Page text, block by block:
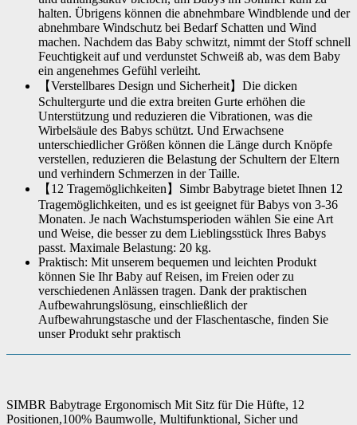
halten. Übrigens können die abnehmbare Windblende und der
abnehmbare Windschutz bei Bedarf Schatten und Wind
machen. Nachdem das Baby schwitzt, nimmt der Stoff schnell
Feuchtigkeit auf und verdunstet Schweiß ab, was dem Baby
ein angenehmes Gefühl verleiht.
【Verstellbares Design und Sicherheit】Die dicken
Schultergurte und die extra breiten Gurte erhöhen die
Unterstützung und reduzieren die Vibrationen, was die
Wirbelsäule des Babys schützt. Und Erwachsene
unterschiedlicher Größen können die Länge durch Knöpfe
verstellen, reduzieren die Belastung der Schultern der Eltern
und verhindern Schmerzen in der Taille.
【12 Tragemöglichkeiten】Simbr Babytrage bietet Ihnen 12
Tragemöglichkeiten, und es ist geeignet für Babys von 3-36
Monaten. Je nach Wachstumsperioden wählen Sie eine Art
und Weise, die besser zu dem Lieblingsstück Ihres Babys
passt. Maximale Belastung: 20 kg.
Praktisch: Mit unserem bequemen und leichten Produkt
können Sie Ihr Baby auf Reisen, im Freien oder zu
verschiedenen Anlässen tragen. Dank der praktischen
Aufbewahrungslösung, einschließlich der
Aufbewahrungstasche und der Flaschentasche, finden Sie
unser Produkt sehr praktisch
SIMBR Babytrage Ergonomisch Mit Sitz für Die Hüfte, 12
Positionen,100% Baumwolle, Multifunktional, Sicher und